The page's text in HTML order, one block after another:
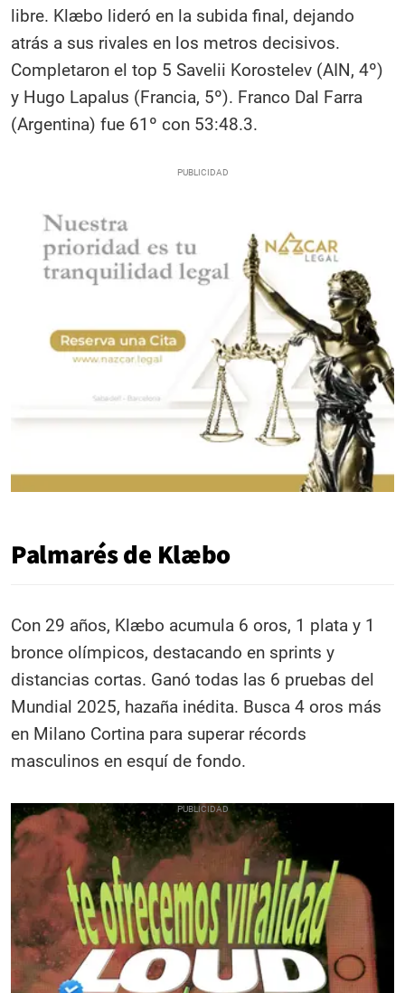
libre. Klæbo lideró en la subida final, dejando
atrás a sus rivales en los metros decisivos.
Completaron el top 5 Savelii Korostelev (AIN, 4º)
y Hugo Lapalus (Francia, 5º). Franco Dal Farra
(Argentina) fue 61º con 53:48.3.
Palmarés de Klæbo
Con 29 años, Klæbo acumula 6 oros, 1 plata y 1
bronce olímpicos, destacando en sprints y
distancias cortas. Ganó todas las 6 pruebas del
Mundial 2025, hazaña inédita. Busca 4 oros más
en Milano Cortina para superar récords
masculinos en esquí de fondo.